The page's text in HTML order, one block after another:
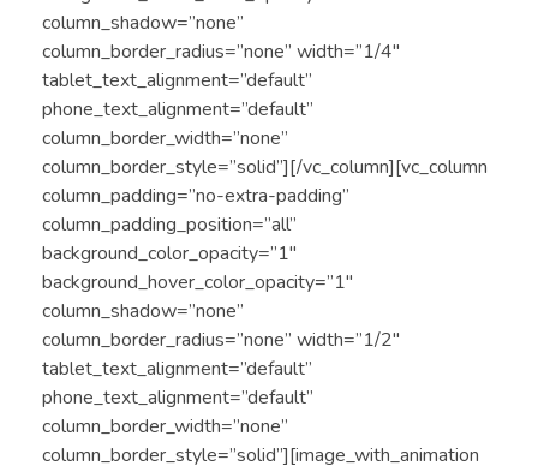
column_shadow=”none”
column_border_radius=”none” width=”1/4″
tablet_text_alignment=”default”
phone_text_alignment=”default”
column_border_width=”none”
column_border_style=”solid”][/vc_column][vc_column
column_padding=”no-extra-padding”
column_padding_position=”all”
background_color_opacity=”1″
background_hover_color_opacity=”1″
column_shadow=”none”
column_border_radius=”none” width=”1/2″
tablet_text_alignment=”default”
phone_text_alignment=”default”
column_border_width=”none”
column_border_style=”solid”][image_with_animation